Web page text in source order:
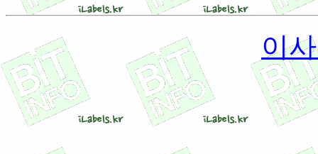
이